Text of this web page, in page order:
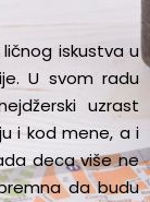
iskustva u
U svom radu
uzrast
i kod mene, a i
deca više ne
da budu